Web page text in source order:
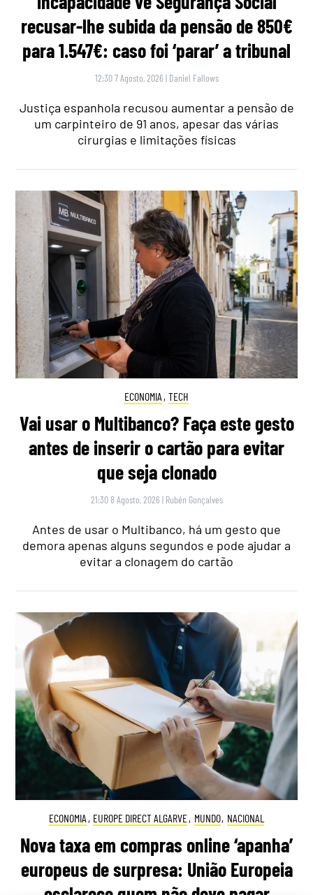
recusar-lhe subida da pensão de 850€
para 1.547€: caso foi ‘parar’ a tribunal
12:30 7 Agosto, 2026 | Daniel Fallows
Justiça espanhola recusou aumentar a pensão de
um carpinteiro de 91 anos, apesar das várias
cirurgias e limitações físicas
ECONOMIA , TECH
Vai usar o Multibanco? Faça este gesto
antes de inserir o cartão para evitar
que seja clonado
21:30 8 Agosto, 2026 | Rubén Gonçalves
Antes de usar o Multibanco, há um gesto que
demora apenas alguns segundos e pode ajudar a
evitar a clonagem do cartão
ECONOMIA , EUROPE DIRECT ALGARVE, MUNDO, NACIONAL
Nova taxa em compras online ‘apanha’
europeus de surpresa: União Europeia